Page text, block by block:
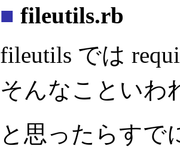
■ fileutils.rb
fileutils では
そんなことい
と思ったらすで